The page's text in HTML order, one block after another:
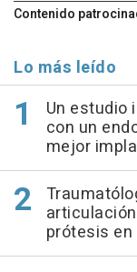
Contenido
Lo más leído
Un estudio
con un
mejor
prótesis